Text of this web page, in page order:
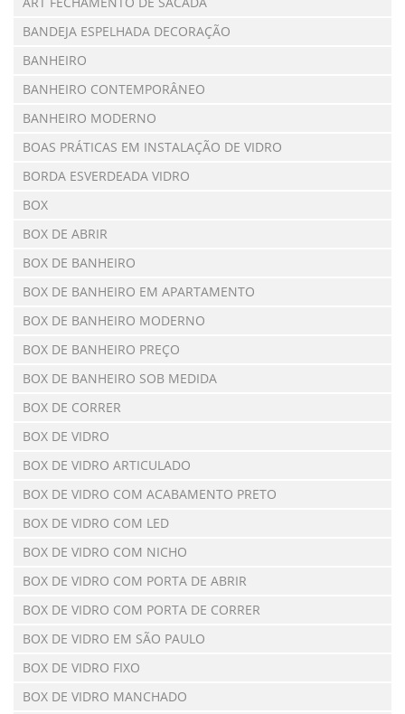
BANDEJA ESPELHADA DECORAÇÃO
BANHEIRO
BANHEIRO CONTEMPORÂNEO
BANHEIRO MODERNO
BOAS PRÁTICAS EM INSTALAÇÃO DE VIDRO
BORDA ESVERDEADA VIDRO
BOX
BOX DE ABRIR
BOX DE BANHEIRO
BOX DE BANHEIRO EM APARTAMENTO
BOX DE BANHEIRO MODERNO
BOX DE BANHEIRO PREÇO
BOX DE BANHEIRO SOB MEDIDA
BOX DE CORRER
BOX DE VIDRO
BOX DE VIDRO ARTICULADO
BOX DE VIDRO COM ACABAMENTO PRETO
BOX DE VIDRO COM LED
BOX DE VIDRO COM NICHO
BOX DE VIDRO COM PORTA DE ABRIR
BOX DE VIDRO COM PORTA DE CORRER
BOX DE VIDRO EM SÃO PAULO
BOX DE VIDRO FIXO
BOX DE VIDRO MANCHADO